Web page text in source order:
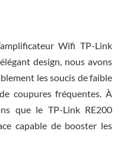
Wifi TP-Link
design, nous avons
les soucis de faible
coupures fréquentes. À
que le TP-Link RE200
capable de booster les